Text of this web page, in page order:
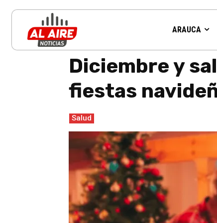
ARAUCA
Inicio
Diciembre y
fiestas
Salud